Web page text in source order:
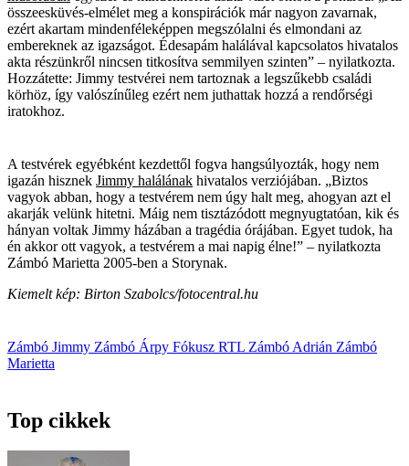
összeesküvés-elmélet meg a konspirációk már nagyon zavarnak,
ezért akartam mindenféleképpen megszólalni és elmondani az
embereknek az igazságot. Édesapám halálával kapcsolatos hivatalos
akta részünkről nincsen titkosítva semmilyen szinten” – nyilatkozta.
Hozzátette: Jimmy testvérei nem tartoznak a legszűkebb családi
körhöz, így valószínűleg ezért nem juthattak hozzá a rendőrségi
iratokhoz.
A testvérek egyébként kezdettől fogva hangsúlyozták, hogy nem
igazán hisznek Jimmy halálának hivatalos verziójában. „Biztos
vagyok abban, hogy a testvérem nem úgy halt meg, ahogyan azt el
akarják velünk hitetni. Máig nem tisztázódott megnyugtatóan, kik és
hányan voltak Jimmy házában a tragédia órájában. Egyet tudok, ha
én akkor ott vagyok, a testvérem a mai napig élne!” – nyilatkozta
Zámbó Marietta 2005-ben a Storynak.
Kiemelt kép: Birton Szabolcs/fotocentral.hu
Zámbó Jimmy Zámbó Árpy Fókusz RTL Zámbó Adrián Zámbó
Marietta
Top cikkek